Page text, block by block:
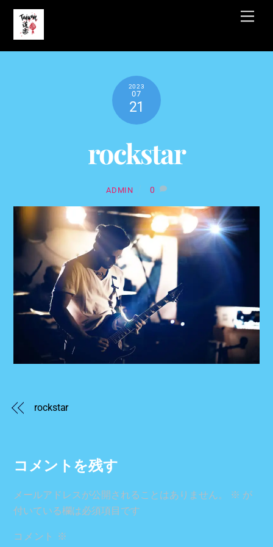
Skip
content
2023
07
21
rockstar
ADMIN 0
rockstar
コメントを残す
メールアドレスが公開されることはありません。 ※ が
付いている欄は必須項目です
コメント ※